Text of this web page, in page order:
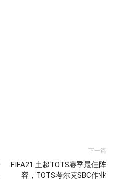
下一篇
FIFA21 土超TOTS赛季最佳阵
容，TOTS考尔克SBC作业